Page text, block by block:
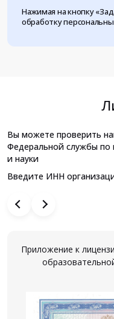
Нажимая на кнопку
обработку
Вы можете проверить
Федеральной службы по
и науки
Введите ИНН
Приложение к